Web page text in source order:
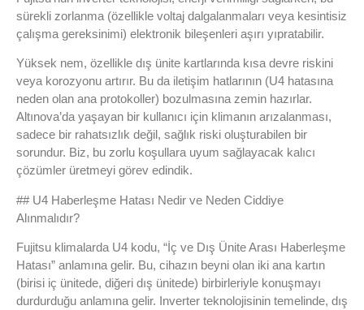
sürekli zorlanma (özellikle voltaj dalgalanmaları veya kesintisiz
çalışma gereksinimi) elektronik bileşenleri aşırı yıpratabilir.
Yüksek nem, özellikle dış ünite kartlarında kısa devre riskini
veya korozyonu artırır. Bu da iletişim hatlarının (U4 hatasına
neden olan ana protokoller) bozulmasına zemin hazırlar.
Altınova’da yaşayan bir kullanıcı için klimanın arızalanması,
sadece bir rahatsızlık değil, sağlık riski oluşturabilen bir
sorundur. Biz, bu zorlu koşullara uyum sağlayacak kalıcı
çözümler üretmeyi görev edindik.
## U4 Haberleşme Hatası Nedir ve Neden Ciddiye
Alınmalıdır?
Fujitsu klimalarda U4 kodu, “İç ve Dış Ünite Arası Haberleşme
Hatası” anlamına gelir. Bu, cihazın beyni olan iki ana kartın
(birisi iç ünitede, diğeri dış ünitede) birbirleriyle konuşmayı
durdurduğu anlamına gelir. Inverter teknolojisinin temelinde, dış